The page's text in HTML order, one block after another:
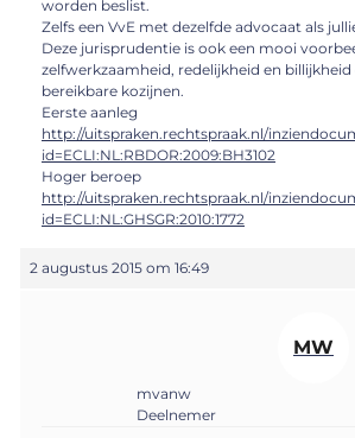
worden beslist.
Zelfs een VvE met dezelfde advocaat als
Deze jurisprudentie is ook een mooi
zelfwerkzaamheid, redelijkheid en
bereikbare kozijnen.
Eerste aanleg
http://uitspraken.rechtspraak.nl/
id=ECLI:NL:RBDOR:2009:BH3102
Hoger beroep
http://uitspraken.rechtspraak.nl/
id=ECLI:NL:GHSGR:2010:1772
2 augustus 2015 om 16:49
MW
mvanw
Deelnemer